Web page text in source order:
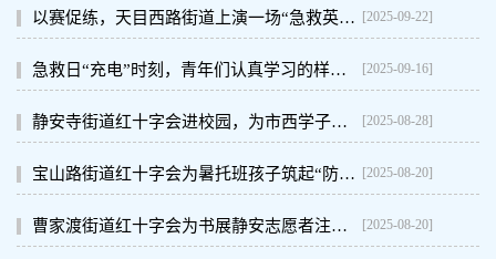
以赛促练，天目西路街道上演一场“急救英雄”大比拼 [2025-09-22]
急救日“充电”时刻，青年们认真学习的样子超赞！ [2025-09-16]
静安寺街道红十字会进校园，为市西学子播下“急救”的种子！ [2025-08-28]
宝山路街道红十字会为暑托班孩子筑起“防护墙”！ [2025-08-20]
曹家渡街道红十字会为书展静安志愿者注入“救在身边”的力量！ [2025-08-20]